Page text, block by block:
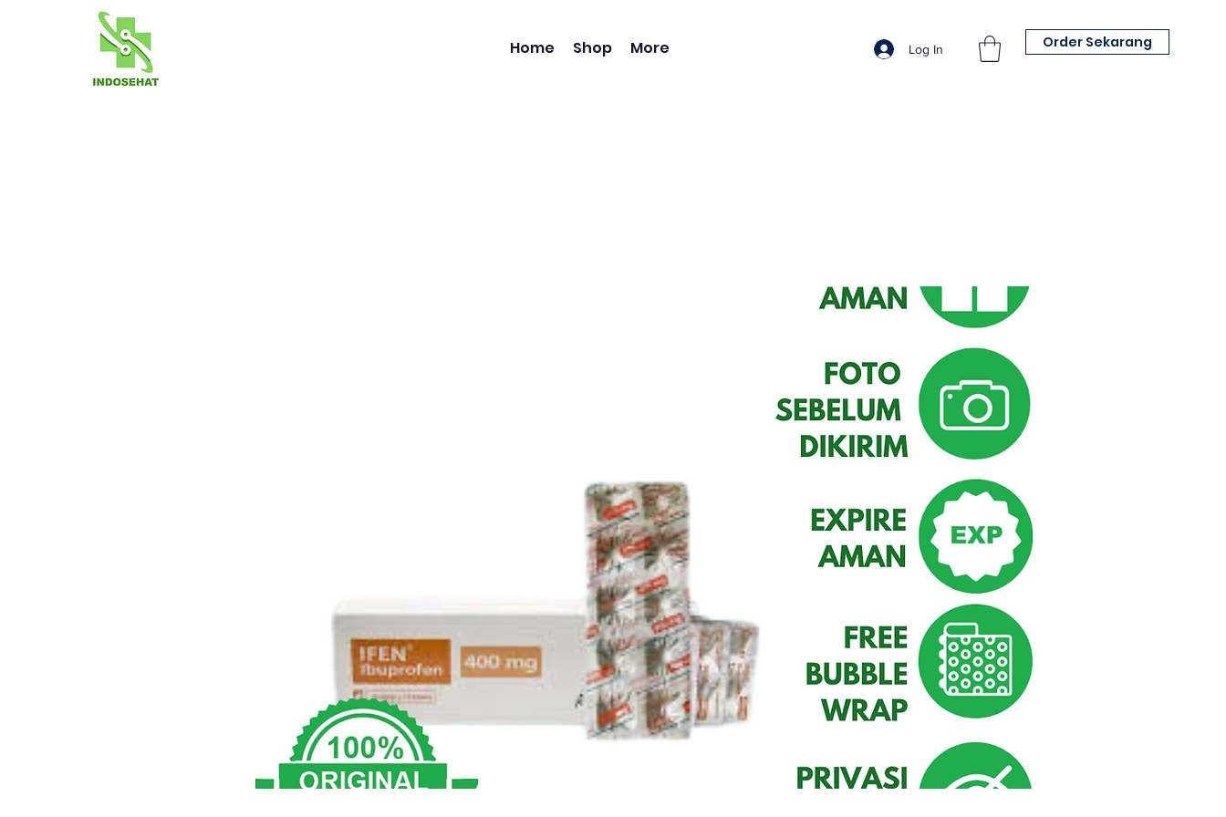
Home Shop More Log In Order Sekarang